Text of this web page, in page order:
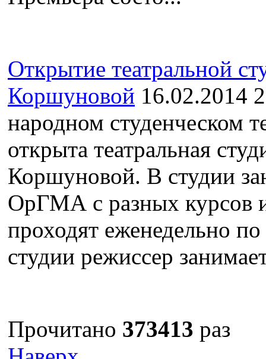
Открытие театральной
Коршуновой 16.02.2014
народном студенческом
открыта театральная
Коршуновой. В студии
ОрГМА с разных курсов
проходят еженедельно
студии режиссер
Прочитано 373413 раз